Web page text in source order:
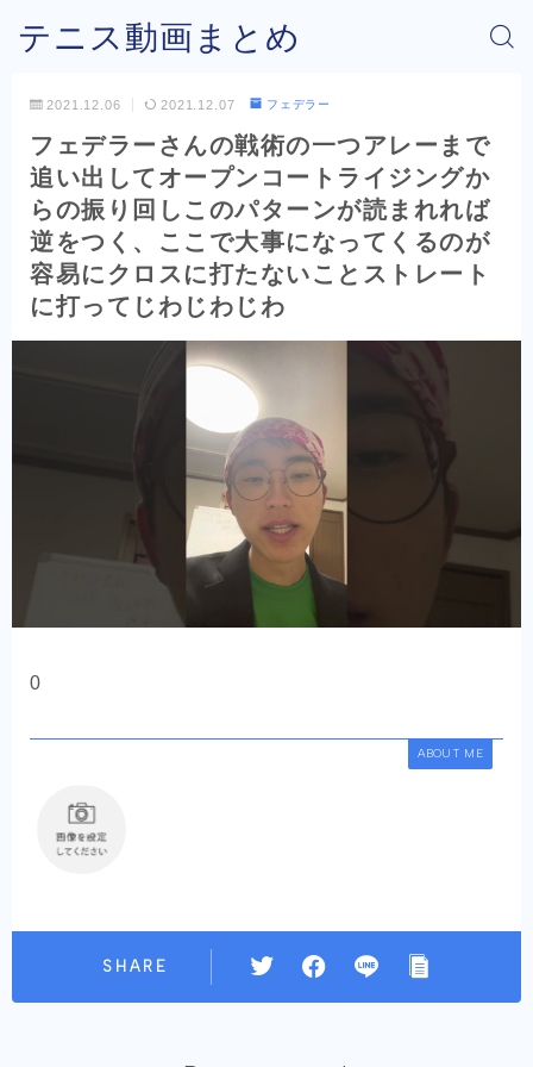
テニス動画まとめ
2021.12.06 2021.12.07 フェデラー
フェデラーさんの戦術の一つアレーまで
追い出してオープンコートライジングか
らの振り回しこのパターンが読まれれば
逆をつく、ここで大事になってくるのが
容易にクロスに打たないことストレート
に打ってじわじわじわ
0
ABOUT ME
SHARE